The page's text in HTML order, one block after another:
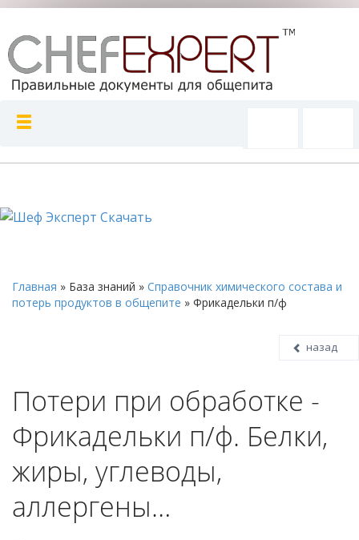
Главная » База знаний » Справочник химического состава и
потерь продуктов в общепите » Фрикадельки п/ф
назад
Потери при обработке -
Фрикадельки п/ф. Белки,
жиры, углеводы,
аллергены…